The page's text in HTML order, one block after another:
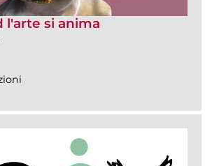
l'arte si anima